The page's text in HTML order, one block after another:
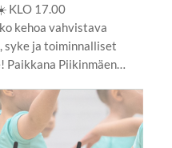
KLO 17.00
kehoa vahvistava
syke ja toiminnalliset
Paikkana Piikinmäen…